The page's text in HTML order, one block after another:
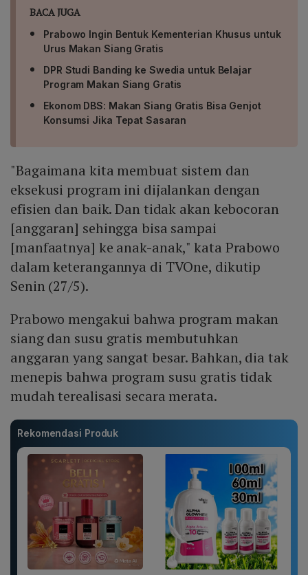
BACA JUGA
Prabowo Ingin Bentuk Kementerian Khusus untuk
Urus Makan Siang Gratis
DPR Studi Banding ke Swedia untuk Belajar
Program Makan Siang Gratis
Ekonom DBS: Makan Siang Gratis Bisa Genjot
Konsumsi Jika Tepat Sasaran
"Bagaimana kita membuat sistem dan
eksekusi program ini dijalankan dengan
efisien dan baik. Dan tidak akan kebocoran
[anggaran] sehingga bisa sampai
[manfaatnya] ke anak-anak," kata Prabowo
dalam keterangannya di TVOne, dikutip
Senin (27/5).
Prabowo mengakui bahwa program makan
siang dan susu gratis membutuhkan
anggaran yang sangat besar. Bahkan, dia tak
menepis bahwa program susu gratis tidak
mudah terealisasi secara merata.
Rekomendasi Produk